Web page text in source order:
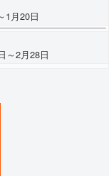
1月20日
～2月28日